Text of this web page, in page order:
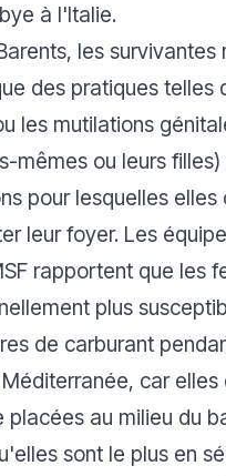
à l'Italie.
les survivantes
des pratiques telles
les mutilations
mêmes ou leurs
pour lesquelles elles
leur foyer. Les
rapportent que les
plus
de carburant
car elles
placées au milieu du
sont le plus en